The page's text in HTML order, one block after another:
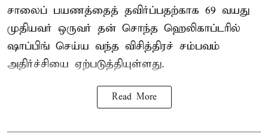
சாலைப் பயணத்தைத் தவிர்ப்பதற்காக 69 வயது
முதியவர் ஒருவர் தன் சொந்த ஹெலிகாப்டரில்
ஷாப்பிங் செய்ய வந்த விசித்திரச் சம்பவம்
அதிர்ச்சியை ஏற்படுத்தியுள்ளது.
Read More